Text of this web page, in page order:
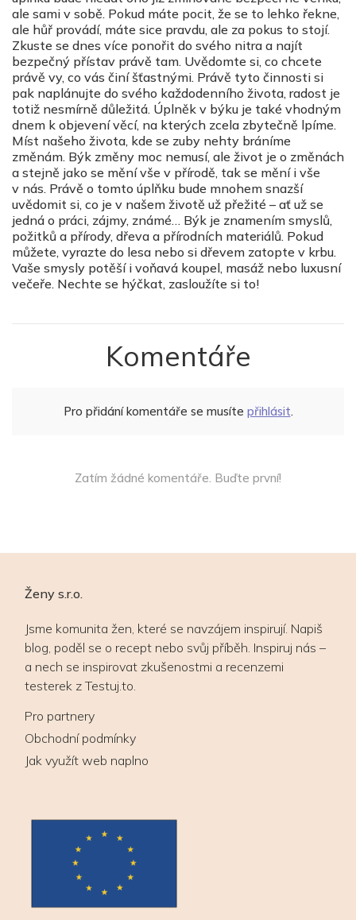
ale sami v sobě. Pokud máte pocit, že se to lehko řekne,
ale hůř provádí, máte sice pravdu, ale za pokus to stojí.
Zkuste se dnes více ponořit do svého nitra a najít
bezpečný přístav právě tam. Uvědomte si, co chcete
právě vy, co vás činí šťastnými. Právě tyto činnosti si
pak naplánujte do svého každodenního života, radost je
totiž nesmírně důležitá. Úplněk v býku je také vhodným
dnem k objevení věcí, na kterých zcela zbytečně lpíme.
Míst našeho života, kde se zuby nehty bráníme
změnám. Býk změny moc nemusí, ale život je o změnách
a stejně jako se mění vše v přírodě, tak se mění i vše
v nás. Právě o tomto úplňku bude mnohem snazší
uvědomit si, co je v našem životě už přežité – ať už se
jedná o práci, zájmy, známé… Býk je znamením smyslů,
požitků a přírody, dřeva a přírodních materiálů. Pokud
můžete, vyrazte do lesa nebo si dřevem zatopte v krbu.
Vaše smysly potěší i voňavá koupel, masáž nebo luxusní
večeře. Nechte se hýčkat, zasloužíte si to!
Komentáře
Pro přidání komentáře se musíte přihlásit.
Zatím žádné komentáře. Buďte první!
Ženy s.r.o.
Jsme komunita žen, které se navzájem inspirují. Napiš
blog, poděl se o recept nebo svůj příběh. Inspiruj nás –
a nech se inspirovat zkušenostmi a recenzemi
testerek z Testuj.to.
Pro partnery
Obchodní podmínky
Jak využít web naplno